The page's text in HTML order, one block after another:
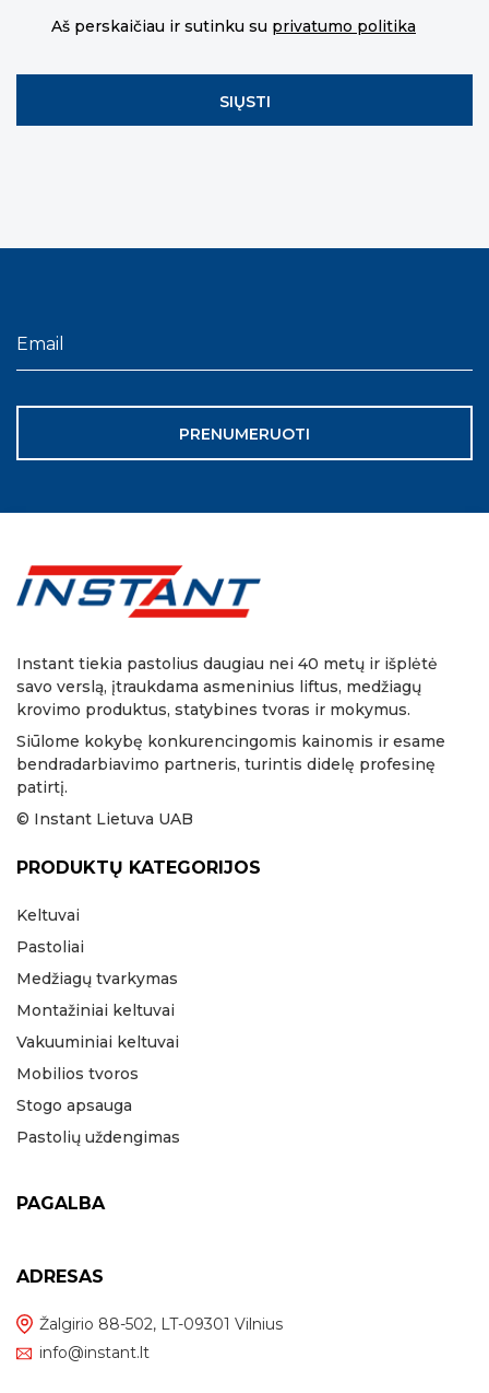
Aš perskaičiau ir sutinku su privatumo politika
PRENUMERUOTI
Instant tiekia pastolius daugiau nei 40 metų ir išplėtė
savo verslą, įtraukdama asmeninius liftus, medžiagų
krovimo produktus, statybines tvoras ir mokymus.
Siūlome kokybę konkurencingomis kainomis ir esame
bendradarbiavimo partneris, turintis didelę profesinę
patirtį.
© Instant Lietuva UAB
PRODUKTŲ KATEGORIJOS
Keltuvai
Pastoliai
Medžiagų tvarkymas
Montažiniai keltuvai
Vakuuminiai keltuvai
Mobilios tvoros
Stogo apsauga
Pastolių uždengimas
PAGALBA
ADRESAS
Žalgirio 88-502, LT-09301 Vilnius
info@instant.lt